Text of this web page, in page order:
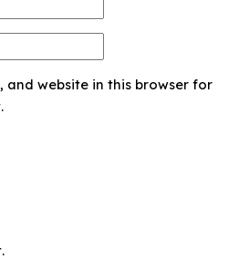
and website in this browser for